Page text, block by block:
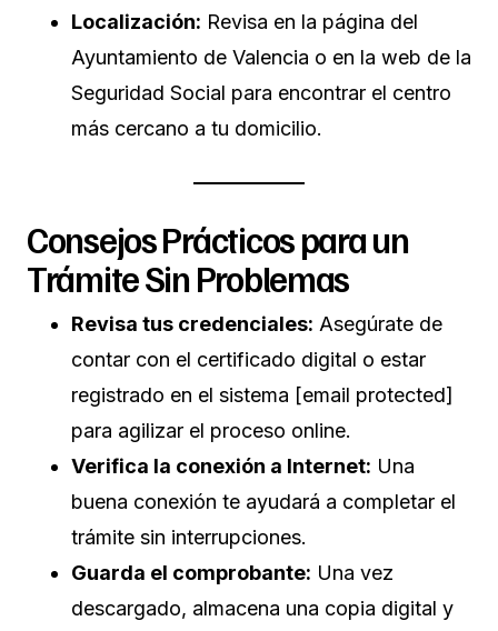
Localización: Revisa en la página del
Ayuntamiento de Valencia o en la web de la
Seguridad Social para encontrar el centro
más cercano a tu domicilio.
Consejos Prácticos para un
Trámite Sin Problemas
Revisa tus credenciales: Asegúrate de
contar con el certificado digital o estar
registrado en el sistema [email protected]
para agilizar el proceso online.
Verifica la conexión a Internet: Una
buena conexión te ayudará a completar el
trámite sin interrupciones.
Guarda el comprobante: Una vez
descargado, almacena una copia digital y